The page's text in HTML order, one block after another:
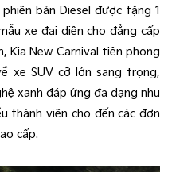
bản Diesel được tặng 1
xe đại diện cho đẳng cấp
Kia New Carnival tiên phong
xe SUV cỡ lớn sang trọng,
xanh đáp ứng đa dạng nhu
thành viên cho đến các đơn
cấp.